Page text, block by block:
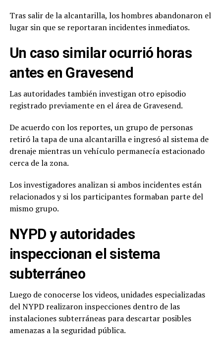
Tras salir de la alcantarilla, los hombres abandonaron el
lugar sin que se reportaran incidentes inmediatos.
Un caso similar ocurrió horas
antes en Gravesend
Las autoridades también investigan otro episodio
registrado previamente en el área de Gravesend.
De acuerdo con los reportes, un grupo de personas
retiró la tapa de una alcantarilla e ingresó al sistema de
drenaje mientras un vehículo permanecía estacionado
cerca de la zona.
Los investigadores analizan si ambos incidentes están
relacionados y si los participantes formaban parte del
mismo grupo.
NYPD y autoridades
inspeccionan el sistema
subterráneo
Luego de conocerse los videos, unidades especializadas
del NYPD realizaron inspecciones dentro de las
instalaciones subterráneas para descartar posibles
amenazas a la seguridad pública.